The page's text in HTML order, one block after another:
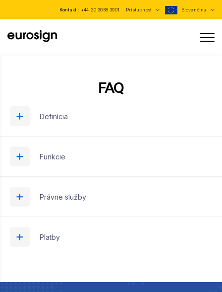
Kontakt : +44 20 3038 3901 Prístupnosť Slovenčina
FAQ
Definícia
Funkcie
Právne služby
Platby